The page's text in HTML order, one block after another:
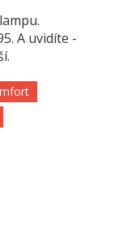
A uvidíte -